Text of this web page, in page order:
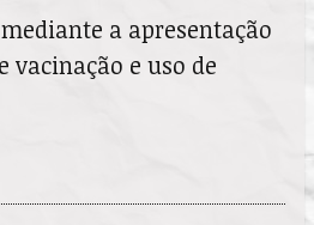
a apresentação
vacinação e uso de